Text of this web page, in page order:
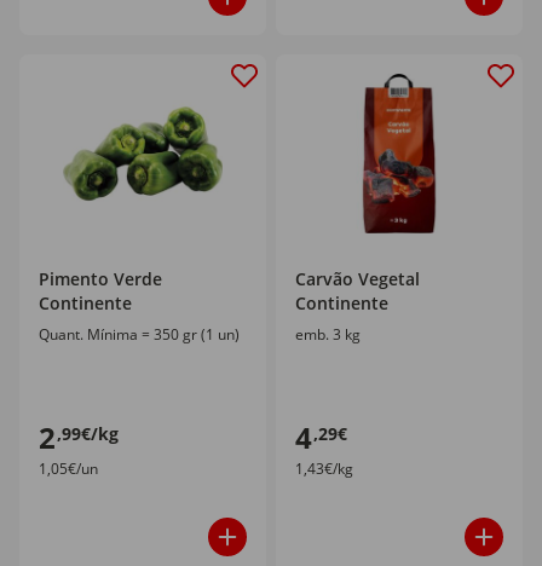
Pimento Verde
Continente
Quant. Mínima = 350 gr (1 un)
2,99€/kg
1,05€/un
Carvão Vegetal
Continente
emb. 3 kg
4,29€
1,43€/kg